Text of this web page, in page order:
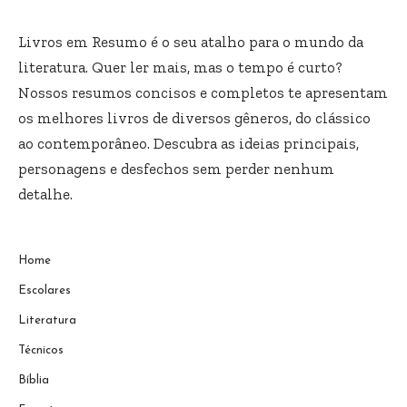
Livros em Resumo é o seu atalho para o mundo da
literatura. Quer ler mais, mas o tempo é curto?
Nossos resumos concisos e completos te apresentam
os melhores livros de diversos gêneros, do clássico
ao contemporâneo. Descubra as ideias principais,
personagens e desfechos sem perder nenhum
detalhe.
Home
Escolares
Literatura
Técnicos
Bíblia